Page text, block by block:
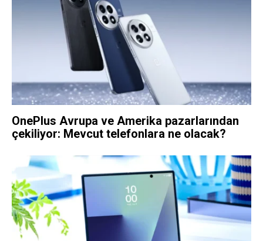
OnePlus Avrupa ve Amerika pazarlarından
çekiliyor: Mevcut telefonlara ne olacak?